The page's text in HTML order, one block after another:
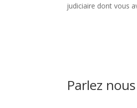
judiciaire dont vous
Parlez